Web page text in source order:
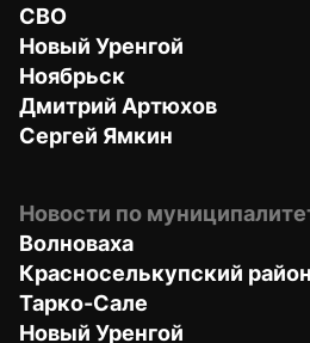
СВО
Новый Уренгой
Ноябрьск
Дмитрий Артюхов
Сергей Ямкин
Новости по
Волноваха
Красноселькупский район
Тарко-Сале
Новый Уренгой